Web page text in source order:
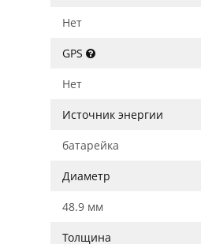
Нет
GPS
Нет
Источник энергии
батарейка
Диаметр
48.9 мм
Толщина